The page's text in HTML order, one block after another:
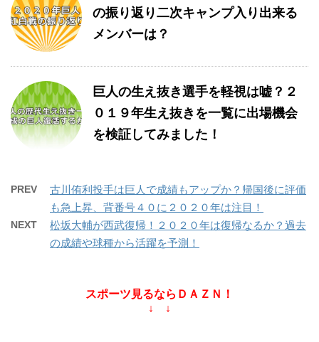
の振り返り二次キャンプ入り出来る
メンバーは？
巨人の生え抜き選手を軽視は嘘？２
０１９年生え抜きを一覧に出場機会
を検証してみました！
PREV
古川侑利投手は巨人で成績もアップか？帰国後に評価
も急上昇、背番号４０に２０２０年は注目！
NEXT
松坂大輔が西武復帰！２０２０年は復帰なるか？過去
の成績や球種から活躍を予測！
スポーツ見るならＤＡＺＮ！
↓ ↓